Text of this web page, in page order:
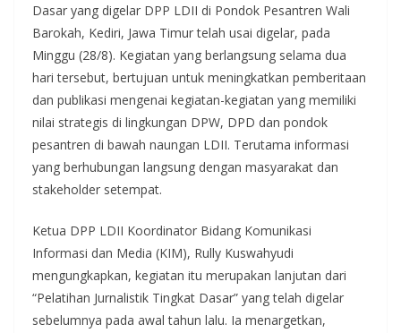
Dasar yang digelar DPP LDII di Pondok Pesantren Wali
Barokah, Kediri, Jawa Timur telah usai digelar, pada
Minggu (28/8). Kegiatan yang berlangsung selama dua
hari tersebut, bertujuan untuk meningkatkan pemberitaan
dan publikasi mengenai kegiatan-kegiatan yang memiliki
nilai strategis di lingkungan DPW, DPD dan pondok
pesantren di bawah naungan LDII. Terutama informasi
yang berhubungan langsung dengan masyarakat dan
stakeholder setempat.
Ketua DPP LDII Koordinator Bidang Komunikasi
Informasi dan Media (KIM), Rully Kuswahyudi
mengungkapkan, kegiatan itu merupakan lanjutan dari
“Pelatihan Jurnalistik Tingkat Dasar” yang telah digelar
sebelumnya pada awal tahun lalu. Ia menargetkan,